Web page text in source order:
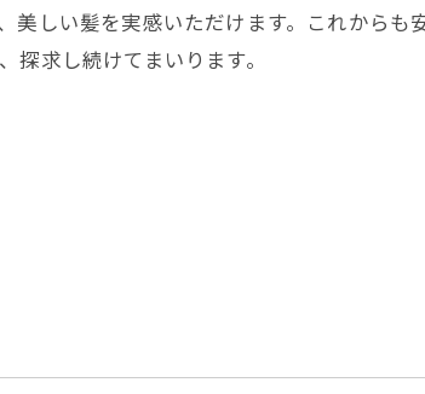
美しい髪を実感いただけます。これからも
探求し続けてまいります。